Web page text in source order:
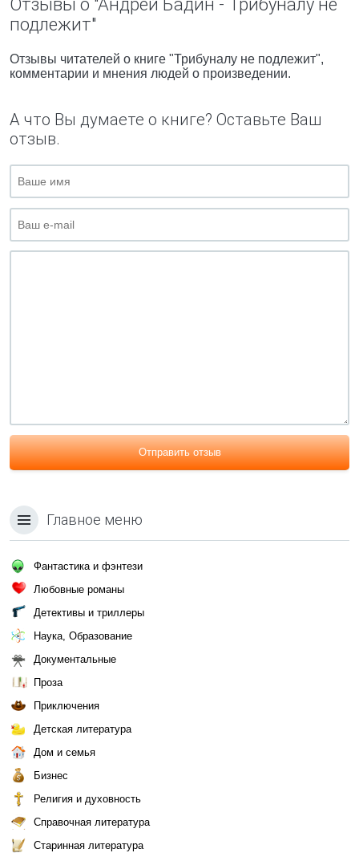
Отзывы о "Андрей Бадин - Трибуналу не
подлежит"
Отзывы читателей о книге "Трибуналу не подлежит",
комментарии и мнения людей о произведении.
А что Вы думаете о книге? Оставьте Ваш
отзыв.
Отправить отзыв
Главное меню
Фантастика и фэнтези
Любовные романы
Детективы и триллеры
Наука, Образование
Документальные
Проза
Приключения
Детская литература
Дом и семья
Бизнес
Религия и духовность
Справочная литература
Старинная литература